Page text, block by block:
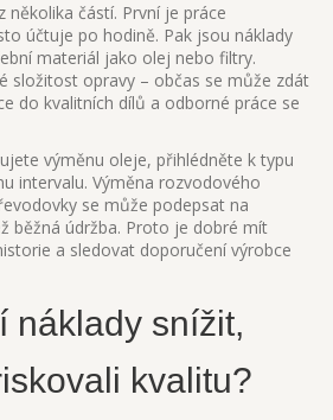
několika částí. První je práce
účtuje po hodině. Pak jsou náklady
materiál jako olej nebo filtry.
složitost opravy – občas se může zdát
do kvalitních dílů a odborné práce se
výměnu oleje, přihlédněte k typu
intervalu. Výměna rozvodového
se může podepsat na
běžná údržba. Proto je dobré mít
a sledovat doporučení výrobce
náklady snížit,
kvalitu?